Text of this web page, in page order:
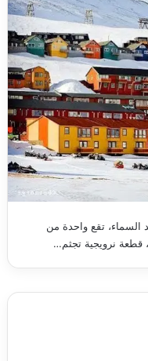
تقع واحدة من
قطعة نرويجية تجثم…